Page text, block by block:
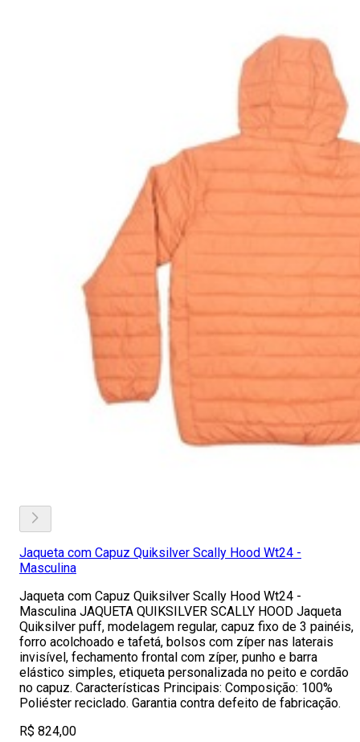
Jaqueta com Capuz Quiksilver Scally Hood Wt24 -
Masculina
Jaqueta com Capuz Quiksilver Scally Hood Wt24 -
Masculina JAQUETA QUIKSILVER SCALLY HOOD Jaqueta
Quiksilver puff, modelagem regular, capuz fixo de 3 painéis,
forro acolchoado e tafetá, bolsos com zíper nas laterais
invisível, fechamento frontal com zíper, punho e barra
elástico simples, etiqueta personalizada no peito e cordão
no capuz. Características Principais: Composição: 100%
Poliéster reciclado. Garantia contra defeito de fabricação.
R$ 824,00